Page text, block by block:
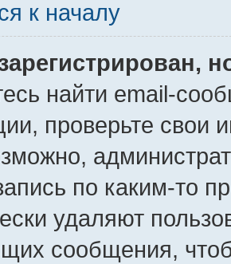
к началу
найти email-
проверьте свои
по каким-то
удаляют
сообщения,